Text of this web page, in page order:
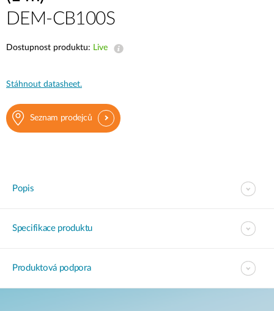
DEM-CB100S
Dostupnost produktu: Live
Stáhnout datasheet.
Seznam prodejců
Popis
Specifikace produktu
Produktová podpora